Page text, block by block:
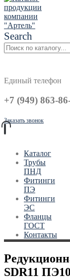
Search
Единый телефон
+7 (949) 863-
Заказать звонок
Каталог
Трубы
ПНД
Фитинги
ПЭ
Фитинги
ЭС
Фланцы
ГОСТ
Контакты
SDR11